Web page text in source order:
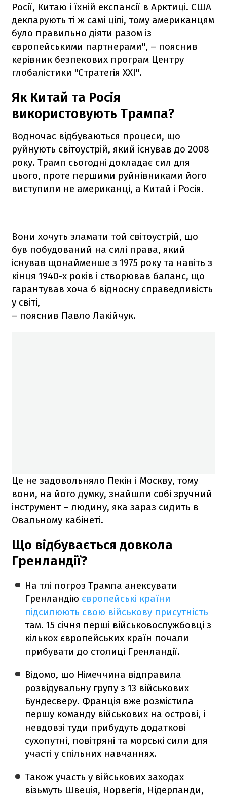
Росії, Китаю і їхній експансії в Арктиці. США
декларують ті ж самі цілі, тому американцям
було правильно діяти разом із
європейськими партнерами", – пояснив
керівник безпекових програм Центру
глобалістики "Стратегія XXI".
Як Китай та Росія
використовують Трампа?
Водночас відбуваються процеси, що
руйнують світоустрій, який існував до 2008
року. Трамп сьогодні докладає сил для
цього, проте першими руйнівниками його
виступили не американці, а Китай і Росія.
Вони хочуть зламати той світоустрій, що
був побудований на силі права, який
існував щонайменше з 1975 року та навіть з
кінця 1940-х років і створював баланс, що
гарантував хоча б відносну справедливість
у світі,
– пояснив Павло Лакійчук.
Це не задовольняло Пекін і Москву, тому
вони, на його думку, знайшли собі зручний
інструмент – людину, яка зараз сидить в
Овальному кабінеті.
Що відбувається довкола
Гренландії?
На тлі погроз Трампа анексувати
Гренландію європейські країни
підсилюють свою військову присутність
там. 15 січня перші військовослужбовці з
кількох європейських країн почали
прибувати до столиці Гренландії.
Відомо, що Німеччина відправила
розвідувальну групу з 13 військових
Бундесверу. Франція вже розмістила
першу команду військових на острові, і
невдовзі туди прибудуть додаткові
сухопутні, повітряні та морські сили для
участі у спільних навчаннях.
Також участь у військових заходах
візьмуть Швеція, Норвегія, Нідерланди,